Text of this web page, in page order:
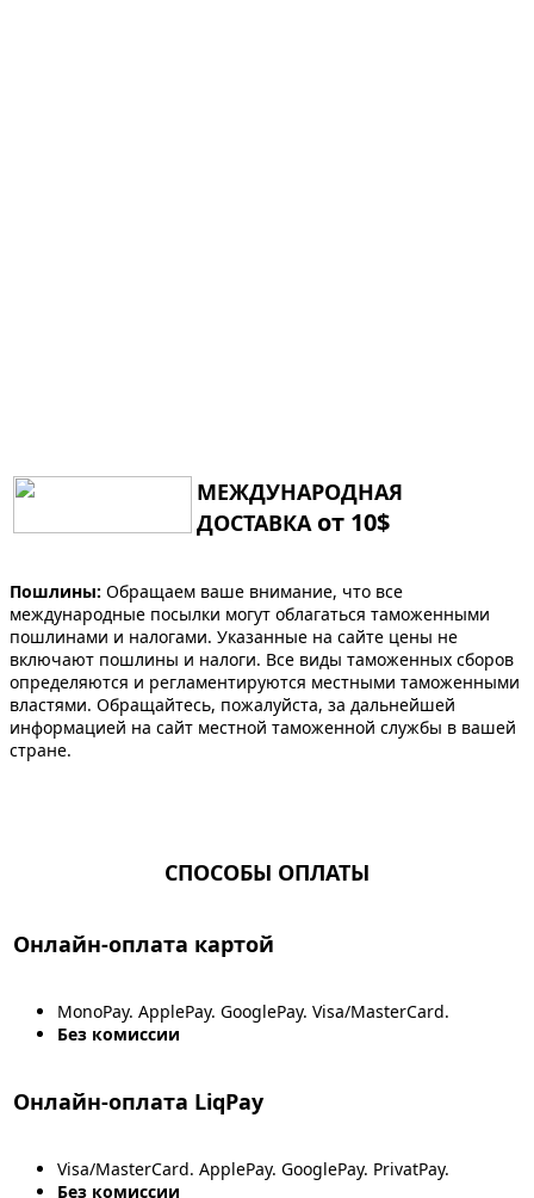
МЕЖДУНАРОДНАЯ
ДОСТАВКА от 10$
Пошлины: Обращаем ваше внимание, что все
международные посылки могут облагаться таможенными
пошлинами и налогами. Указанные на сайте цены не
включают пошлины и налоги. Все виды таможенных сборов
определяются и регламентируются местными таможенными
властями. Обращайтесь, пожалуйста, за дальнейшей
информацией на сайт местной таможенной службы в вашей
стране.
СПОСОБЫ ОПЛАТЫ
Онлайн-оплата картой
MonoPay. ApplePay. GooglePay. Visa/MasterCard.
Без комиссии
Онлайн-оплата LiqPay
Visa/MasterCard. ApplePay. GooglePay. PrivatPay.
Без комиссии